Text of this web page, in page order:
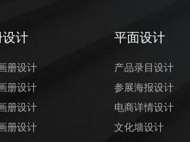
计
册设计
册设计
册设计
册设计
平面设计
产品录目设计
参展海报设计
电商详情设计
文化墙设计